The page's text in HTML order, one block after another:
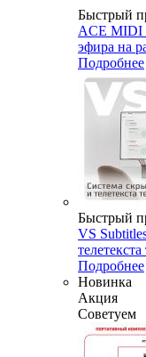
Быстрый
ACE MIDI
эфира на
Подробнее
Быстрый
VS
Подробнее
Новинка
Акция
Советуем